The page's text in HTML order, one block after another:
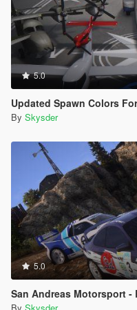
5.0
Updated Spawn Colors
By Skysder
5.0
San Andreas Motorsport -